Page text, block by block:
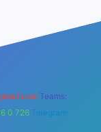
Teams:
0 726 Telegram: